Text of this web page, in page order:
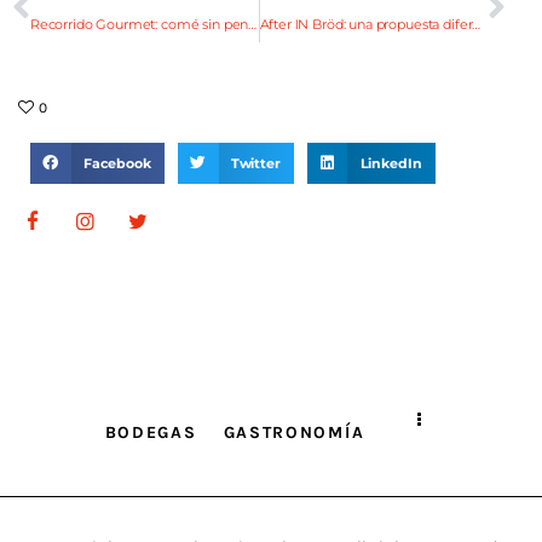
Recorrido Gourmet: comé sin pensar en la cuenta After IN Bröd: una propuesta diferente
0
Facebook Twitter LinkedIn
BODEGAS GASTRONOMÍA